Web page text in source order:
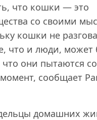
что кошки — это
со своими
кошки не
что и люди, может
что они пытаются
сообщает
домашних